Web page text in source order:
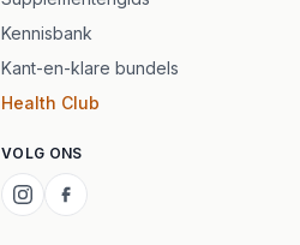
Kennisbank
Kant-en-klare bundels
Health Club
VOLG ONS